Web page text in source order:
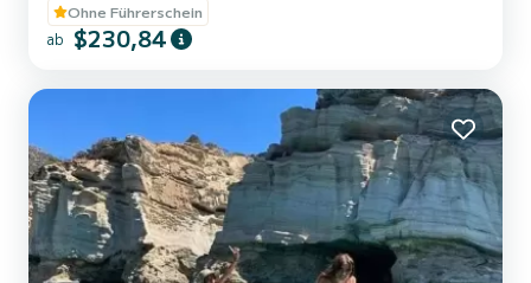
Ohne Führerschein
ab $230,84